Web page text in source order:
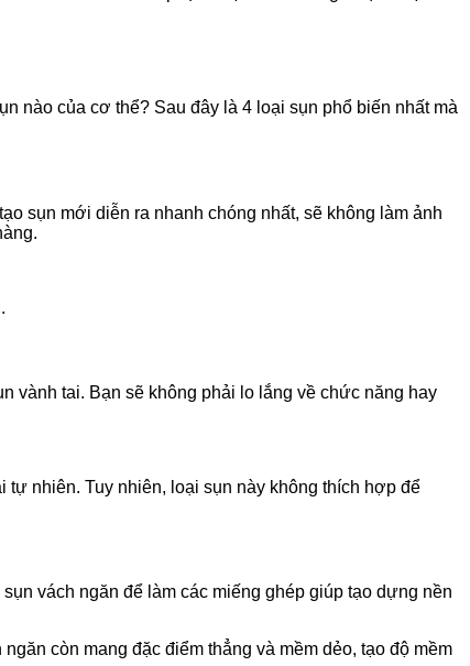
nào của cơ thể? Sau đây là 4 loại sụn phổ biến nhất mà
sụn mới diễn ra nhanh chóng nhất, sẽ không làm ảnh
vành tai. Bạn sẽ không phải lo lắng về chức năng hay
tự nhiên. Tuy nhiên, loại sụn này không thích hợp để
vách ngăn để làm các miếng ghép giúp tạo dựng nền
còn mang đặc điểm thẳng và mềm dẻo, tạo độ mềm